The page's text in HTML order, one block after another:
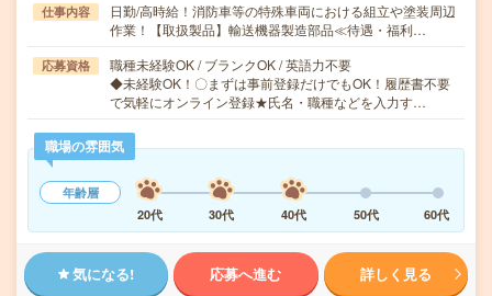
仕事内容
日勤/高時給！消防車等の特殊車両における組立や塗装周辺
作業！【取扱製品】輸送機器製造部品≪待遇・福利…
応募資格
職種未経験OK / ブランクOK / 英語力不要
◆未経験OK！〇まずは事前登録だけでもOK！履歴書不要
で気軽にオンライン登録★氏名・職種などを入力す…
職場の雰囲気
年齢層
20代
30代 40代 50代 60代
気になる! 応募へ進む 詳しく見る